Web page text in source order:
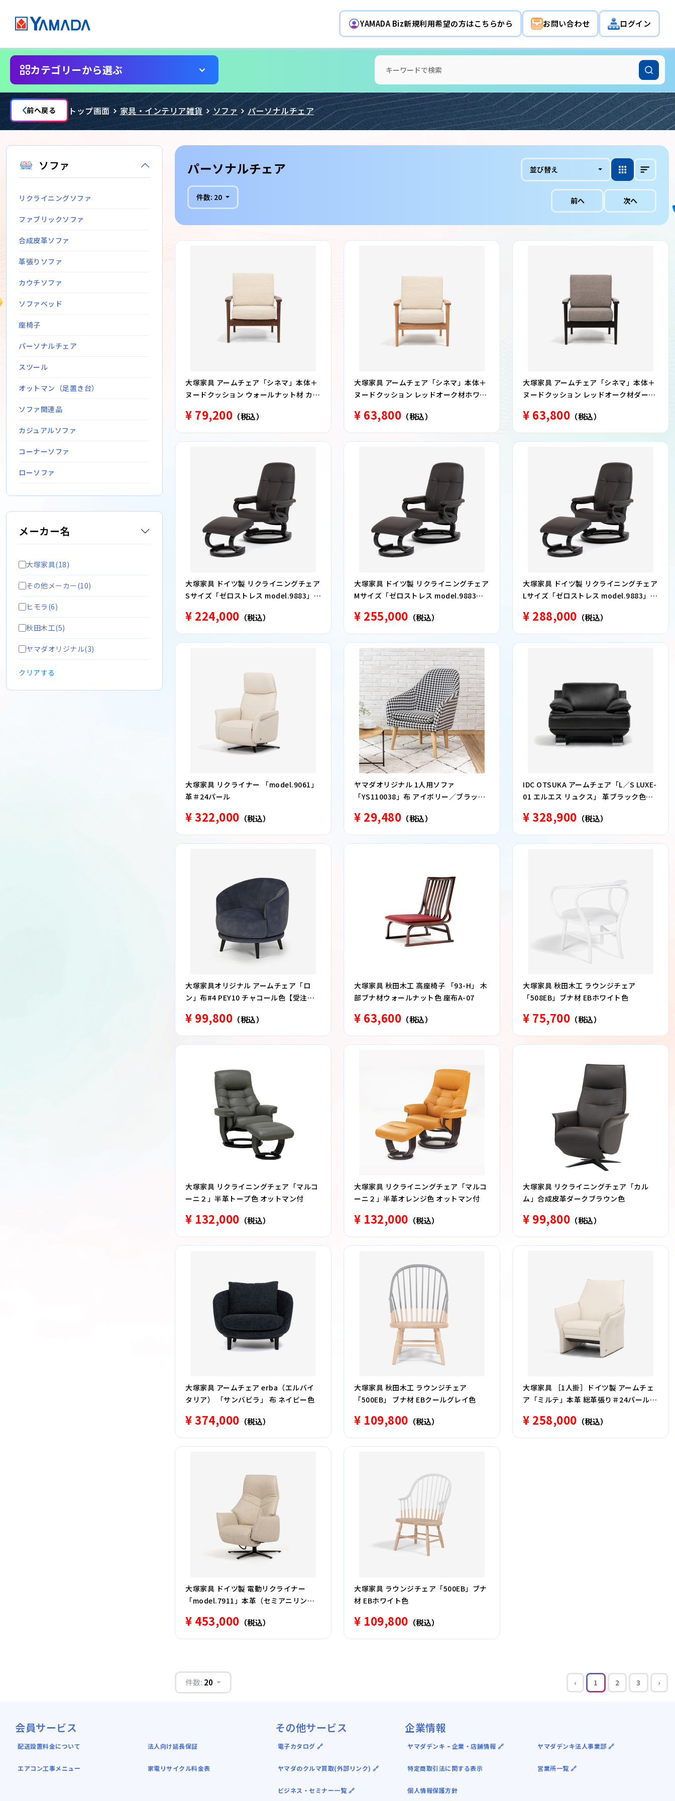
YAMADA Biz新規利用希望の方はこちらから お問い合わせ ログイン
カテゴリーから選ぶ
前へ戻る トップ画面 家具・インテリア雑貨 ソファ パーソナルチェア
ソファ
リクライニングソファ
ファブリックソファ
合成皮革ソファ
革張りソファ
カウチソファ
ソファベッド
座椅子
パーソナルチェア
スツール
オットマン（足置き台）
ソファ関連品
カジュアルソファ
コーナーソファ
ローソファ
メーカー名
大塚家具(18)
その他メーカー(10)
ヒモラ(6)
秋田木工(5)
ヤマダオリジナル(3)
クリアする
パーソナルチェア
件数: 20
並び替え
前へ 次へ
大塚家具 アームチェア「シネマ」本体＋
ヌードクッション ウォールナット材 カバ
¥ 79,200 （税込）
大塚家具 アームチェア「シネマ」本体＋
ヌードクッション レッドオーク材ホワイ
別売 全９色
¥ 63,800 （税込）
大塚家具 アームチェア「シネマ」本体＋
ヌードクッション レッドオーク材ダーク
別売 全９色
¥ 63,800 （税込）
大塚家具 ドイツ製 リクライニングチェア
Sサイズ「ゼロストレス model.9883」オ
¥ 224,000 （税込）
大塚家具 ドイツ製 リクライニングチェア
Mサイズ「ゼロストレス model.9883」
¥ 255,000 （税込）
大塚家具 ドイツ製 リクライニングチェア
Lサイズ「ゼロストレス model.9883」オ
¥ 288,000 （税込）
大塚家具 リクライナー 「model.9061」
革＃24パール
¥ 322,000 （税込）
ヤマダオリジナル 1人用ソファ
「YS110038」布 アイボリー／ブラック
¥ 29,480 （税込）
IDC OTSUKA アームチェア「L／S LUXE-
01 エルエス リュクス」 革ブラック色
¥ 328,900 （税込）
大塚家具オリジナル アームチェア「ロ
ン」布#4 PEY10 チャコール色【受注生
¥ 99,800 （税込）
大塚家具 秋田木工 高座椅子 「93-H」 木
部ブナ材ウォールナット色 座布A-07
¥ 63,600 （税込）
大塚家具 秋田木工 ラウンジチェア
「508EB」ブナ材 EBホワイト色
¥ 75,700 （税込）
大塚家具 リクライニングチェア「マルコ
ーニ２」半革トープ色 オットマン付
¥ 132,000 （税込）
大塚家具 リクライニングチェア「マルコ
ーニ２」半革オレンジ色 オットマン付
¥ 132,000 （税込）
大塚家具 リクライニングチェア「カル
ム」合成皮革ダークブラウン色
¥ 99,800 （税込）
大塚家具 アームチェア erba（エルバイ
タリア） 「サンバビラ」 布 ネイビー色
¥ 374,000 （税込）
大塚家具 秋田木工 ラウンジチェア
「500EB」 ブナ材 EBクールグレイ色
¥ 109,800 （税込）
大塚家具 ［1人掛］ドイツ製 アームチェ
ア「ミルテ」本革 総革張り＃24パールア
¥ 258,000 （税込）
大塚家具 ドイツ製 電動リクライナー
「model.7911」本革（セミアニリン
¥ 453,000 （税込）
大塚家具 ラウンジチェア「500EB」ブナ
材 EBホワイト色
¥ 109,800 （税込）
件数: 20 ‹ 1 2 3 ›
会員サービス
配送設置料金について
エアコン工事メニュー
法人向け延長保証
家電リサイクル料金表
その他サービス
電子カタログ 🔗
ヤマダのクルマ買取(外部リンク) 🔗
ビジネス・セミナー一覧 🔗
企業情報
ヤマダデンキ ｰ 企業・店舗情報 🔗
特定商取引法に関する表示
個人情報保護方針
ヤマダデンキ法人事業部 🔗
営業所一覧 🔗